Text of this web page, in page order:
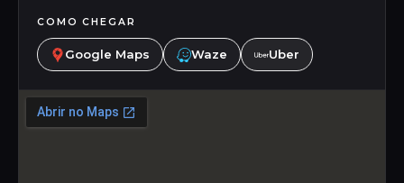
COMO CHEGAR
Google Maps Waze Uber